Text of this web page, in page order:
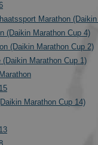
Marathon
(Daikin Marathon Cup 4)
(Daikin Marathon Cup 2)
Marathon Cup 1)
Marathon Cup 14)